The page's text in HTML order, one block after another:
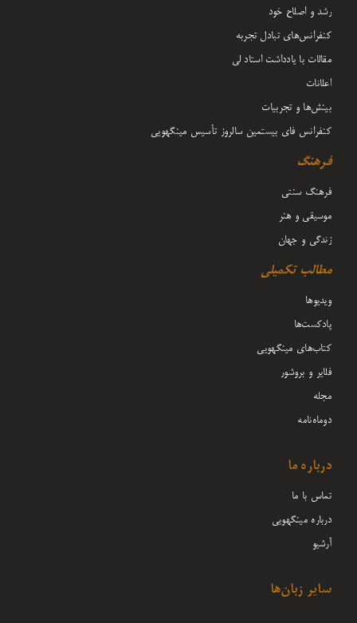
رشد و اصلاح خود
کنفرانس‌های تبادل تجربه
مقالات با یادداشت‌ استاد لی
اعلانات
بینش‌ها و تجربیات
کنفرانس فای بیستمین سالروز تأسیس مینگهویی
فرهنگ
فرهنگ سنتی
موسیقی و هنر
زندگی و جهان
مطالب تکمیلی
ویدیوها
پادکست‌ها
کتاب‌های مینگهویی
فلایر و بروشور
مجله
دوماه‌نامه
درباره ما
تماس با ما
درباره مینگهویی
آرشیو
سایر زبان‌ها